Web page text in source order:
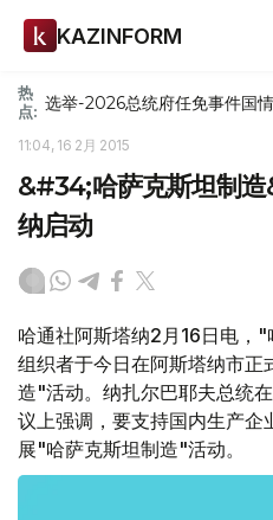
KAZINFORM
热
点: 选举-2026总统府任免事件国
11:04, 16 2月 2015
&#34;哈萨克斯坦制
纳启动
哈通社阿斯塔纳2月16日电
组织者于今日在阿斯塔纳市
造"活动。纳扎尔巴耶夫总统
议上强调，要支持国内生产企
展"哈萨克斯坦制造"活动。